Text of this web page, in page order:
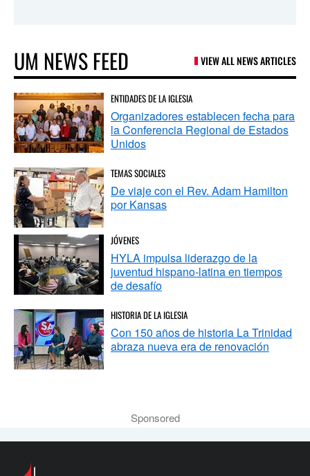
UM NEWS FEED VIEW ALL NEWS ARTICLES
ENTIDADES DE LA IGLESIA
Organizadores establecen fecha para
la Conferencia Regional de Estados
Unidos
TEMAS SOCIALES
De viaje con el Rev. Adam Hamilton
por Kansas
JÓVENES
HYLA impulsa liderazgo de la
juventud hispano-latina en tiempos
de desafío
HISTORIA DE LA IGLESIA
Con 150 años de historia La Trinidad
abraza nueva era de renovación
Sponsored